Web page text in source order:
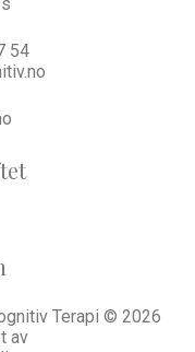
Terapi © 2026
av
54